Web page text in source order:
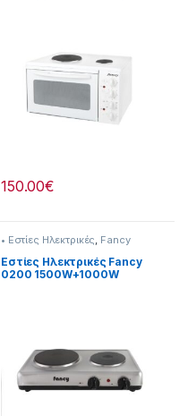
150.00€
• Εστίες Ηλεκτρικές Fancy
Εστίες Ηλεκτρικές Fancy
0200 1500W+1000W